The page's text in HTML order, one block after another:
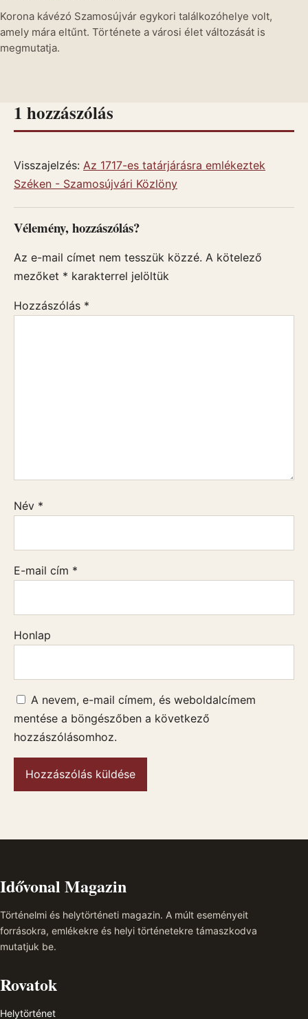
Korona kávézó Szamosújvár egykori találkozóhelye volt,
amely mára eltűnt. Története a városi élet változását is
megmutatja.
1 hozzászólás
Visszajelzés: Az 1717-es tatárjárásra emlékeztek
Széken - Szamosújvári Közlöny
Vélemény, hozzászólás?
Az e-mail címet nem tesszük közzé. A kötelező
mezőket * karakterrel jelöltük
Hozzászólás *
Név *
E-mail cím *
Honlap
A nevem, e-mail címem, és weboldalcímem
mentése a böngészőben a következő
hozzászólásomhoz.
Idővonal Magazin
Történelmi és helytörténeti magazin. A múlt eseményeit
forrásokra, emlékekre és helyi történetekre támaszkodva
mutatjuk be.
Rovatok
Helytörténet